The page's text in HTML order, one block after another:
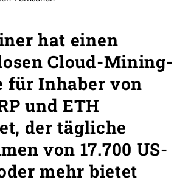
hat einen
Cloud-Mining-
für Inhaber von
und ETH
der tägliche
von 17.700 US-
mehr bietet